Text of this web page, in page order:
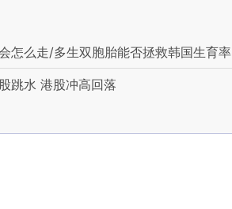
怎么走/多生双胞胎能否拯救韩国生育率
跳水 港股冲高回落